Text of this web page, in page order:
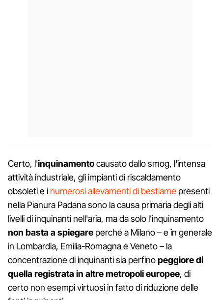
Certo, l'inquinamentocausato dallo smog, l'intensa
attività industriale, gli impianti di riscaldamento
obsoleti e i numerosi allevamenti di bestiame presenti
nella Pianura Padana sono la causa primaria degli alti
livelli di inquinanti nell'aria, ma da solo l'inquinamento
non basta a spiegare perché a Milano – e in generale
in Lombardia, Emilia-Romagna e Veneto – la
concentrazione di inquinanti sia perfinopeggiore di
quella registrata in altre metropoli europee, di
certo non esempi virtuosi in fatto di riduzione delle